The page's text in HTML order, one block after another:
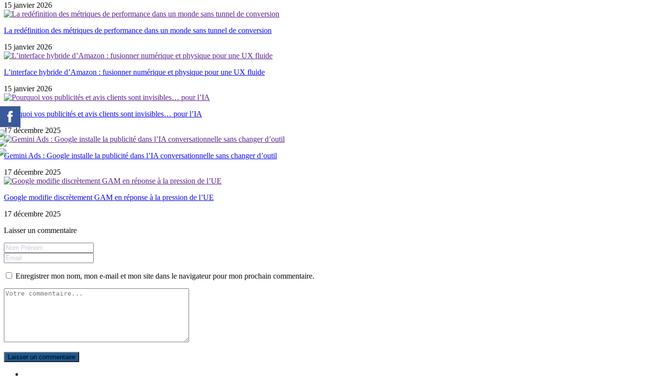
15 janvier 2026
La redéfinition des métriques de performance dans un monde sans tunnel de conversion
15 janvier 2026
L’interface hybride d’Amazon : fusionner numérique et physique pour une UX fluide
15 janvier 2026
Pourquoi vos publicités et avis clients sont invisibles… pour l’IA
17 décembre 2025
Gemini Ads : Google installe la publicité dans l’IA conversationnelle sans changer d’outil
17 décembre 2025
Google modifie discrètement GAM en réponse à la pression de l’UE
17 décembre 2025
Laisser un commentaire
Enregistrer mon nom, mon e-mail et mon site dans le navigateur pour mon prochain commentaire.